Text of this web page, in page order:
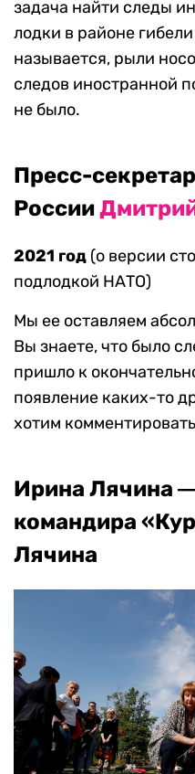
задача найти следы
лодки в районе
называется, рыли
следов иностранной
не было.
Пресс-
России
2021 год (о версии
подлодкой НАТО)
Мы ее оставляем
Вы знаете, что было
пришло к
появление каких-то
хотим
Ирина Лячина
командира
Лячина